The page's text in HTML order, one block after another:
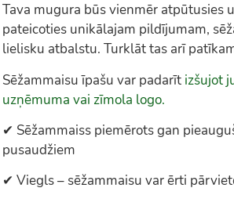
Tava mugura būs vienmēr atpūtusies
pateicoties unikālajam pildījumam,
lielisku atbalstu. Turklāt tas arī
Sēžammaisu īpašu var padarīt izšujot
uzņēmuma vai zīmola logo.
✔ Sēžammaiss piemērots gan
pusaudžiem
✔ Viegls – sēžammaisu var ērti